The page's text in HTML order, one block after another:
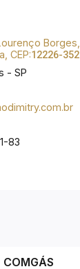
Borges,
CEP:12226-352
- SP
83
COMGÁS